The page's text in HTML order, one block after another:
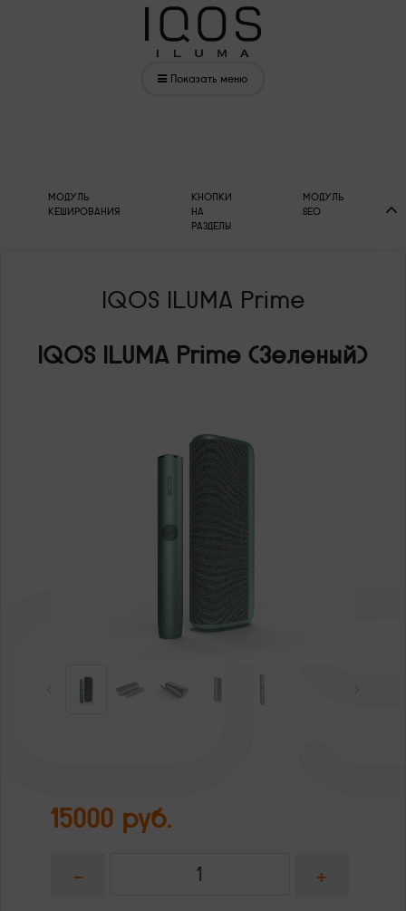
Показать меню
МОДУЛЬ
КЕШИРОВАНИЯ
КНОПКИ
НА
РАЗДЕЛЫ
МОДУЛЬ
SEO
IQOS ILUMA Prime
IQOS ILUMA Prime (Зеленый)
15000 руб.
- +